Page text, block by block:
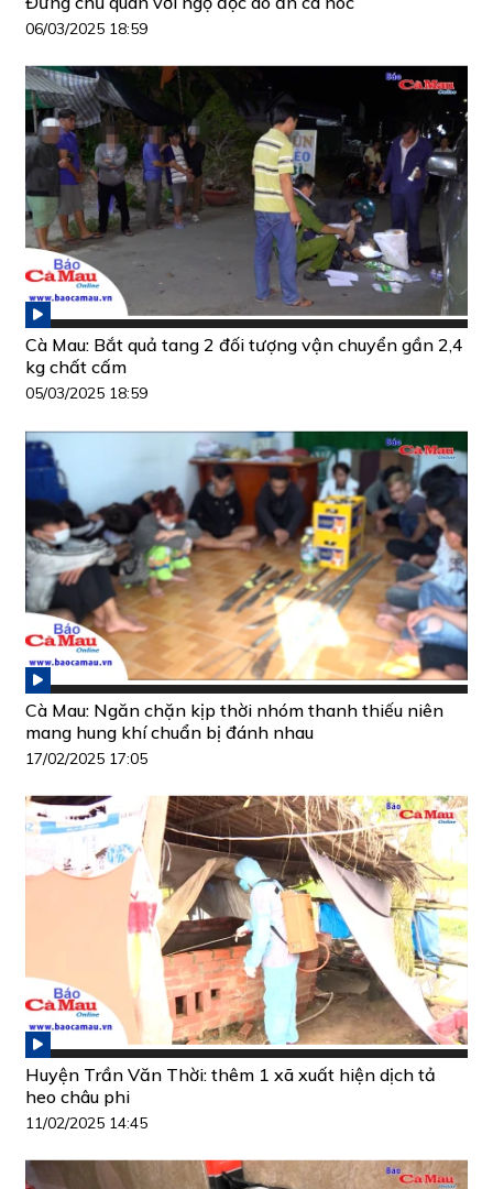
06/03/2025 18:59
Cà Mau: Bắt quả tang 2 đối tượng vận chuyển gần 2,4
kg chất cấm
05/03/2025 18:59
Cà Mau: Ngăn chặn kịp thời nhóm thanh thiếu niên
mang hung khí chuẩn bị đánh nhau
17/02/2025 17:05
Huyện Trần Văn Thời: thêm 1 xã xuất hiện dịch tả
heo châu phi
11/02/2025 14:45